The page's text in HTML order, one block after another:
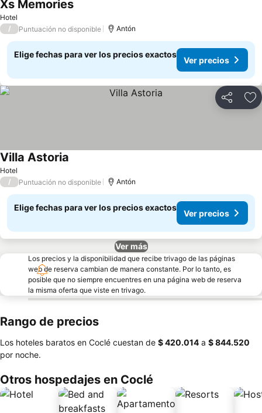
Hotel
Xs MemoriesVer precios
/ Puntuación no disponible Antón
Elige fechas para ver los precios exactos
Ver precios
Compartir
Hotel
Villa Astoria
/ Puntuación no disponible Antón
Elige fechas para ver los precios exactos
Ver precios
Ver más
Los precios y la disponibilidad que recibe trivago de las páginas
web de reserva cambian de manera constante. Por lo tanto, es
posible que no siempre encuentres en una página web de reserva
la misma oferta que viste en trivago.
Rango de precios
Los hoteles baratos en Coclé cuestan de ‎$ 420.014 a ‎$ 844.520
por noche.
Otros hospedajes en Coclé